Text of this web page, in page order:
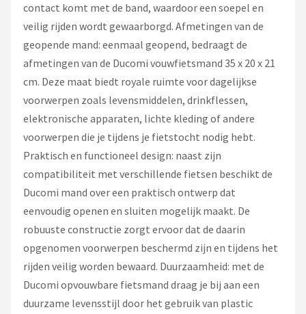
contact komt met de band, waardoor een soepel en
veilig rijden wordt gewaarborgd. Afmetingen van de
geopende mand: eenmaal geopend, bedraagt de
afmetingen van de Ducomi vouwfietsmand 35 x 20 x 21
cm. Deze maat biedt royale ruimte voor dagelijkse
voorwerpen zoals levensmiddelen, drinkflessen,
elektronische apparaten, lichte kleding of andere
voorwerpen die je tijdens je fietstocht nodig hebt.
Praktisch en functioneel design: naast zijn
compatibiliteit met verschillende fietsen beschikt de
Ducomi mand over een praktisch ontwerp dat
eenvoudig openen en sluiten mogelijk maakt. De
robuuste constructie zorgt ervoor dat de daarin
opgenomen voorwerpen beschermd zijn en tijdens het
rijden veilig worden bewaard. Duurzaamheid: met de
Ducomi opvouwbare fietsmand draag je bij aan een
duurzame levensstijl door het gebruik van plastic